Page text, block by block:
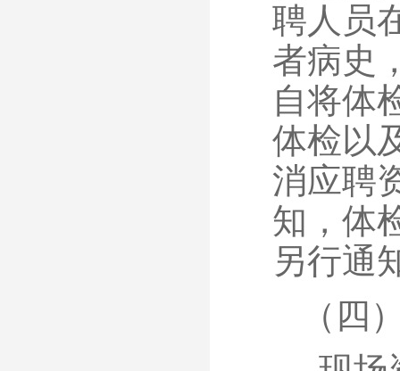
聘人员
者病史
自将体
体检以
消应聘
知，体
另行通
（四